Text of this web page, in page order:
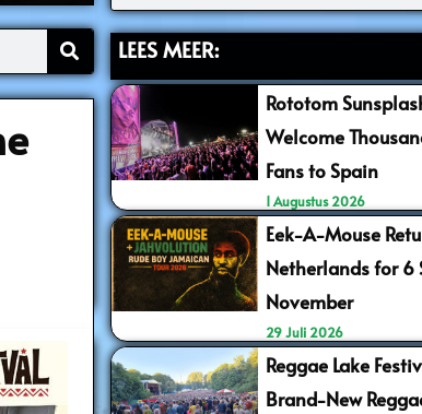
LEES MEER:
Rototom
Welcome
Fans to Spain
1 Augustus 2026
Eek-A-Mouse
Netherlands for 6
November
29 Juli 2026
Reggae Lake
Brand-New